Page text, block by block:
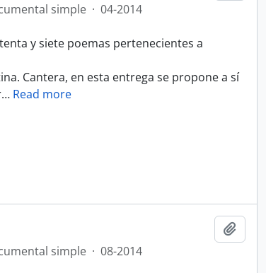
simple · 04-2014
y siete poemas pertenecientes a
Cantera, en esta entrega se propone a sí
… Read more
simple · 08-2014